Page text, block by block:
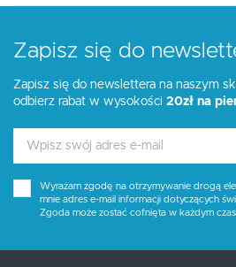
Zapisz się do
Zapisz się do newslettera na naszym
odbierz rabat w wysokości 20zł na
Wyrażam zgodę na otrzymywanie drogą
mnie adres e-mail informacji dotyczących
Zgoda może zostać cofnięta w każdym